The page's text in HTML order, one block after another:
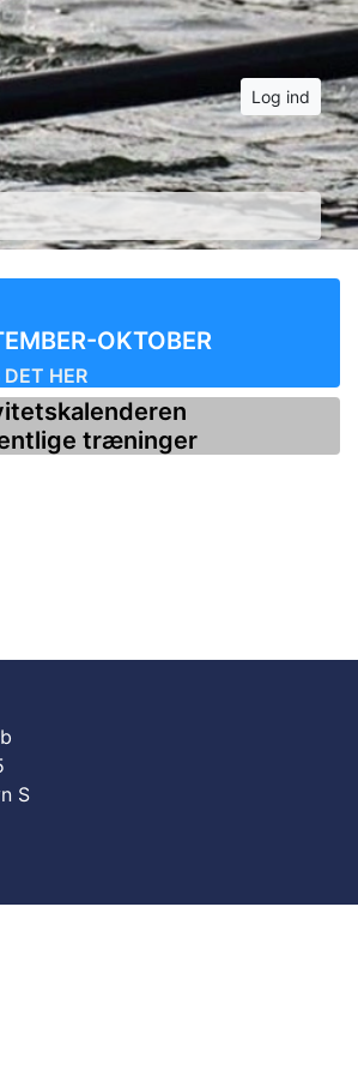
Log ind
OKTOBER
HER
træninger
S